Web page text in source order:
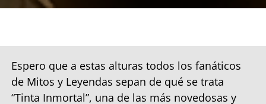
Espero que a estas alturas todos los fanáticos
de Mitos y Leyendas sepan de qué se trata
“Tinta Inmortal”, una de las más novedosas y